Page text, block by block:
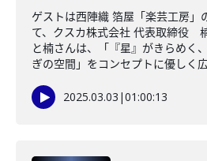
ゲストは西陣織 箔屋「楽芸工房」
て、クスカ株式会社 代表取締役
と楠さんは、「『星』がきらめく
ぎの空間」をコンセプトに優しく
2025.03.03 |01:00:13